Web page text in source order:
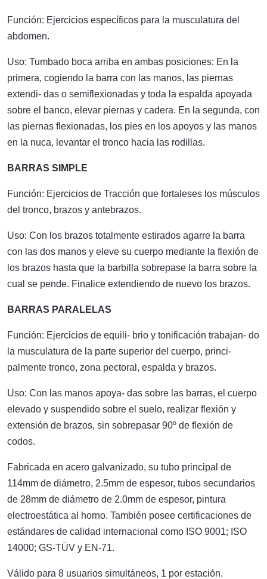
Función: Ejercicios específicos para la musculatura del
abdomen.
Uso: Tumbado boca arriba en ambas posiciones: En la
primera, cogiendo la barra con las manos, las piernas
extendi- das o semiflexionadas y toda la espalda apoyada
sobre el banco, elevar piernas y cadera. En la segunda, con
las piernas flexionadas, los pies en los apoyos y las manos
en la nuca, levantar el tronco hacia las rodillas.
BARRAS SIMPLE
Función: Ejercicios de Tracción que fortaleses los músculos
del tronco, brazos y antebrazos.
Uso: Con los brazos totalmente estirados agarre la barra
con las dos manos y eleve su cuerpo mediante la flexión de
los brazos hasta que la barbilla sobrepase la barra sobre la
cual se pende. Finalice extendiendo de nuevo los brazos.
BARRAS PARALELAS
Función: Ejercicios de equili- brio y tonificación trabajan- do
la musculatura de la parte superior del cuerpo, princi-
palmente tronco, zona pectoral, espalda y brazos.
Uso: Con las manos apoya- das sobre las barras, el cuerpo
elevado y suspendido sobre el suelo, realizar flexión y
extensión de brazos, sin sobrepasar 90º de flexión de
codos.
Fabricada en acero galvanizado, su tubo principal de
114mm de diámetro, 2.5mm de espesor, tubos secundarios
de 28mm de diámetro de 2.0mm de espesor, pintura
electroestática al horno. También posee certificaciones de
estándares de calidad internacional como ISO 9001; ISO
14000; GS-TÜV y EN-71.
Válido para 8 usuarios simultáneos, 1 por estación.